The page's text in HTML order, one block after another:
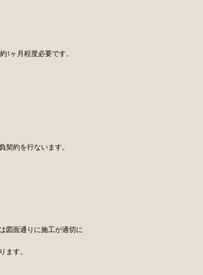
ヶ月程度必要です。
約を行ないます。
図面通りに施工が適切に
ます。